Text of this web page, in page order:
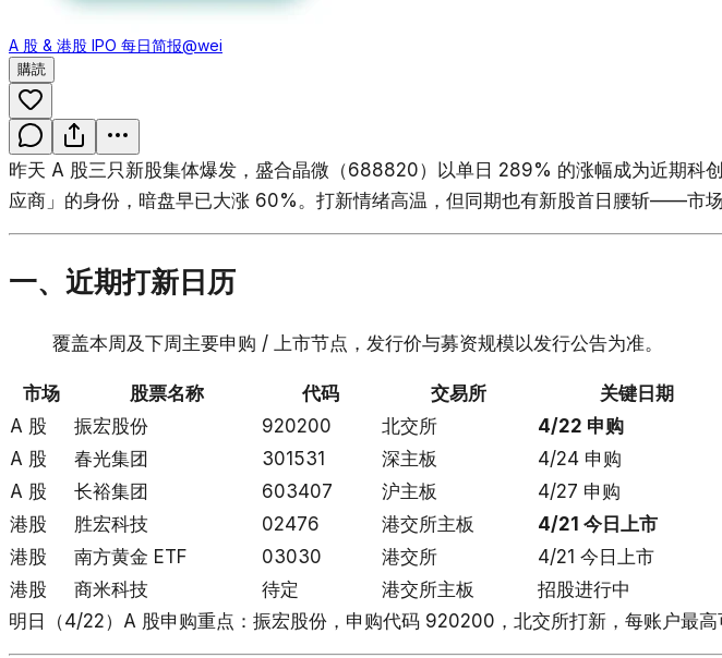
A 股 & 港股 IPO 每日简报@wei
購読
昨天 A 股三只新股集体爆发，盛合晶微（688820）以单日 289% 的涨幅成为近期科
应商」的身份，暗盘早已大涨 60%。打新情绪高温，但同期也有新股首日腰斩——市场
一、近期打新日历
覆盖本周及下周主要申购 / 上市节点，发行价与募资规模以发行公告为准。
市场 股票名称 代码 交易所 关键日期
A 股
振宏股份 920200 北交所 4/22 申购
A 股
春光集团 301531 深主板 4/24 申购
A 股
长裕集团 603407 沪主板 4/27 申购
港股
胜宏科技 02476 港交所主板 4/21 今日上市
港股
南方黄金 ETF 03030 港交所 4/21 今日上市
港股
商米科技 待定 港交所主板 招股进行中
明日（4/22）A 股申购重点：振宏股份，申购代码 920200，北交所打新，每账户最